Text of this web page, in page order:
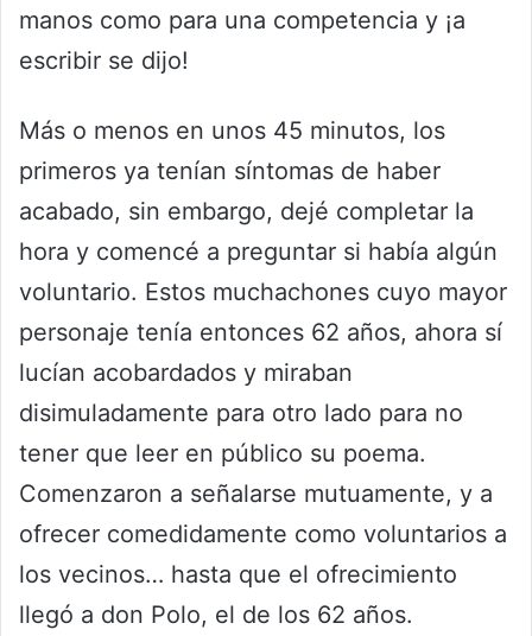
manos como para una competencia y ¡a
escribir se dijo!
Más o menos en unos 45 minutos, los
primeros ya tenían síntomas de haber
acabado, sin embargo, dejé completar la
hora y comencé a preguntar si había algún
voluntario. Estos muchachones cuyo mayor
personaje tenía entonces 62 años, ahora sí
lucían acobardados y miraban
disimuladamente para otro lado para no
tener que leer en público su poema.
Comenzaron a señalarse mutuamente, y a
ofrecer comedidamente como voluntarios a
los vecinos… hasta que el ofrecimiento
llegó a don Polo, el de los 62 años.